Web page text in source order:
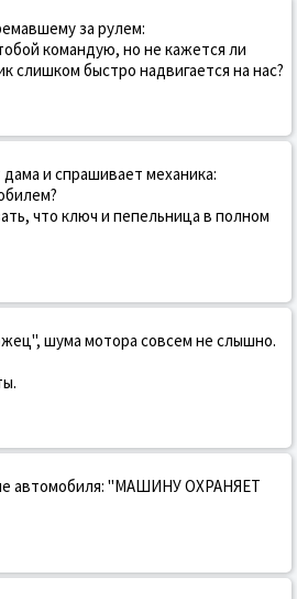
за рулем:
командую, но не кажется ли
слишком быстро надвигается на нас?
и спрашивает механика:
что ключ и пепельница в полном
шума мотора совсем не слышно.
автомобиля: "МАШИНУ ОХРАНЯЕТ